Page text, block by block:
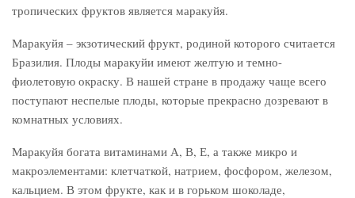
тропических фруктов является маракуйя.
Маракуйя – экзотический фрукт, родиной которого считается
Бразилия. Плоды маракуйи имеют желтую и темно-
фиолетовую окраску. В нашей стране в продажу чаще всего
поступают неспелые плоды, которые прекрасно дозревают в
комнатных условиях.
Маракуйя богата витаминами А, В, Е, а также микро и
макроэлементами: клетчаткой, натрием, фосфором, железом,
кальцием. В этом фрукте, как и в горьком шоколаде,